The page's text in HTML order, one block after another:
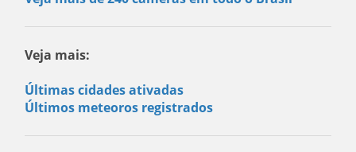
Veja mais:
Últimas cidades ativadas
Últimos meteoros registrados